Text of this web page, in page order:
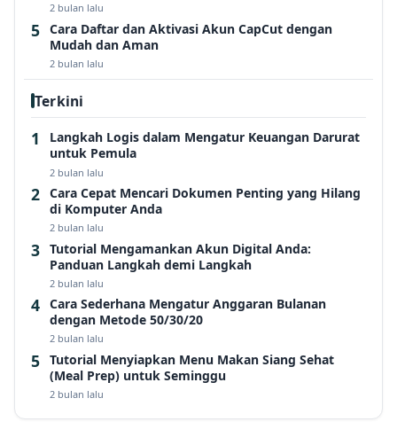
2 bulan lalu
Cara Daftar dan Aktivasi Akun CapCut dengan
Mudah dan Aman
2 bulan lalu
Terkini
Langkah Logis dalam Mengatur Keuangan Darurat
untuk Pemula
2 bulan lalu
Cara Cepat Mencari Dokumen Penting yang Hilang
di Komputer Anda
2 bulan lalu
Tutorial Mengamankan Akun Digital Anda:
Panduan Langkah demi Langkah
2 bulan lalu
Cara Sederhana Mengatur Anggaran Bulanan
dengan Metode 50/30/20
2 bulan lalu
Tutorial Menyiapkan Menu Makan Siang Sehat
(Meal Prep) untuk Seminggu
2 bulan lalu